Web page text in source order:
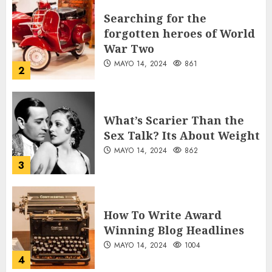
2
Searching for the
forgotten heroes of World
War Two
MAYO 14, 2024 861
3
What’s Scarier Than the
Sex Talk? Its About Weight
MAYO 14, 2024 862
4
How To Write Award
Winning Blog Headlines
MAYO 14, 2024 1004